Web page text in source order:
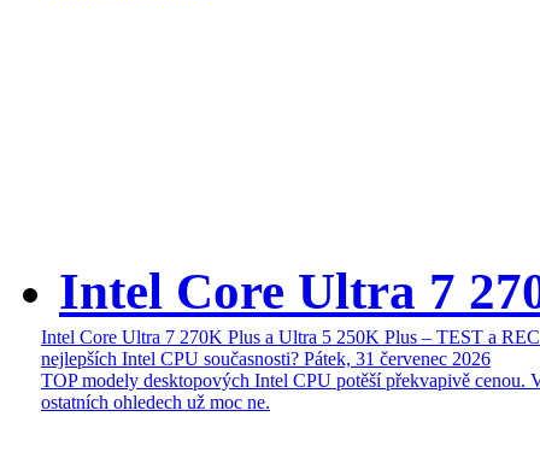
Intel Core Ultra 7
Intel Core Ultra 7 270K Plus a Ultra 5 250K Plus – TEST a
nejlepších Intel CPU současnosti? Pátek, 31 červenec 2026
TOP modely desktopových Intel CPU potěší překvapivě cenou.
ostatních ohledech už moc ne.